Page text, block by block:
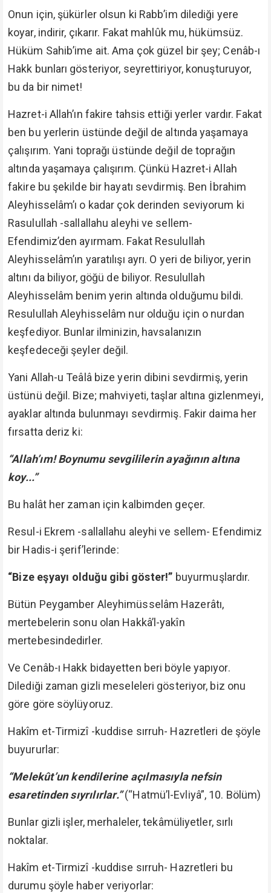
Onun için, şükürler olsun ki Rabb’im dilediği yere
koyar, indirir, çıkarır. Fakat mahlûk mu, hükümsüz.
Hüküm Sahib’ime ait. Ama çok güzel bir şey; Cenâb-ı
Hakk bunları gösteriyor, seyrettiriyor, konuşturuyor,
bu da bir nimet!
Hazret-i Allah’ın fakire tahsis ettiği yerler vardır. Fakat
ben bu yerlerin üstünde değil de altında yaşamaya
çalışırım. Yani toprağı üstünde değil de toprağın
altında yaşamaya çalışırım. Çünkü Hazret-i Allah
fakire bu şekilde bir hayatı sevdirmiş. Ben İbrahim
Aleyhisselâm’ı o kadar çok derinden seviyorum ki
Rasulullah -sallallahu aleyhi ve sellem-
Efendimiz’den ayırmam. Fakat Resulullah
Aleyhisselâm’ın yaratılışı ayrı. O yeri de biliyor, yerin
altını da biliyor, göğü de biliyor. Resulullah
Aleyhisselâm benim yerin altında olduğumu bildi.
Resulullah Aleyhisselâm nur olduğu için o nurdan
keşfediyor. Bunlar ilminizin, havsalanızın
keşfedeceği şeyler değil.
Yani Allah-u Teâlâ bize yerin dibini sevdirmiş, yerin
üstünü değil. Bize; mahviyeti, taşlar altına gizlenmeyi,
ayaklar altında bulunmayı sevdirmiş. Fakir daima her
fırsatta deriz ki:
“Allah’ım! Boynumu sevgililerin ayağının altına
koy...”
Bu halât her zaman için kalbimden geçer.
Resul-i Ekrem -sallallahu aleyhi ve sellem- Efendimiz
bir Hadis-i şerif’lerinde:
“Bize eşyayı olduğu gibi göster!” buyurmuşlardır.
Bütün Peygamber Aleyhimüsselâm Hazerâtı,
mertebelerin sonu olan Hakkâ’l-yakîn
mertebesindedirler.
Ve Cenâb-ı Hakk bidayetten beri böyle yapıyor.
Dilediği zaman gizli meseleleri gösteriyor, biz onu
göre göre söylüyoruz.
Hakîm et-Tirmizî -kuddise sırruh- Hazretleri de şöyle
buyururlar:
“Melekût’un kendilerine açılmasıyla nefsin
esaretinden sıyrılırlar.”(“Hatmü’l-Evliyâ”, 10. Bölüm)
Bunlar gizli işler, merhaleler, tekâmüliyetler, sırlı
noktalar.
Hakîm et-Tirmizî -kuddise sırruh- Hazretleri bu
durumu şöyle haber veriyorlar: